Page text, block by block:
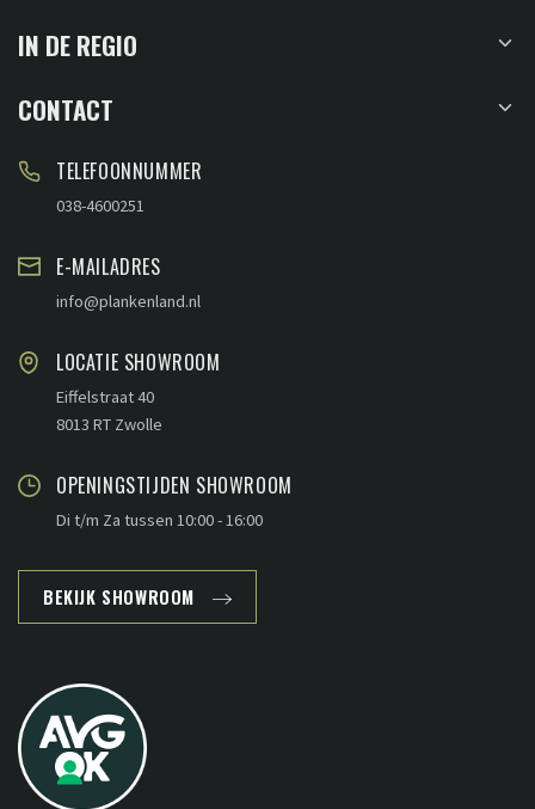
IN DE REGIO
CONTACT
TELEFOONNUMMER
038-4600251
E-MAILADRES
info@plankenland.nl
LOCATIE SHOWROOM
Eiffelstraat 40
8013 RT Zwolle
OPENINGSTIJDEN SHOWROOM
Di t/m Za tussen 10:00 - 16:00
BEKIJK SHOWROOM